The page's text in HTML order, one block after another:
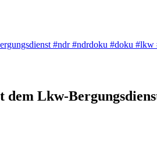
#ndr #ndrdoku #doku #lkw
dem Lkw-